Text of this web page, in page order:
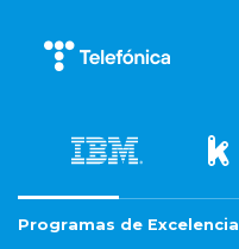
Programas de Excelencia